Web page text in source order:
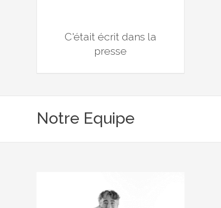
C'était écrit dans la
presse
Notre Equipe